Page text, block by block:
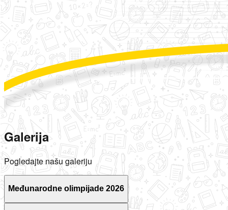
Galerija
Pogledajte našu galeriju
Međunarodne olimpijade 2026